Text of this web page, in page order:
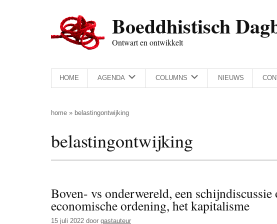
Boeddhistisch
Ontwart en ontwikkelt
HOME AGENDA COLUMNS NIEUWS
home » belastingontwijking
belastingontwijking
Boven- vs onderwereld, een
economische ordening, het kapitalisme
15 juli 2022 door gastauteur